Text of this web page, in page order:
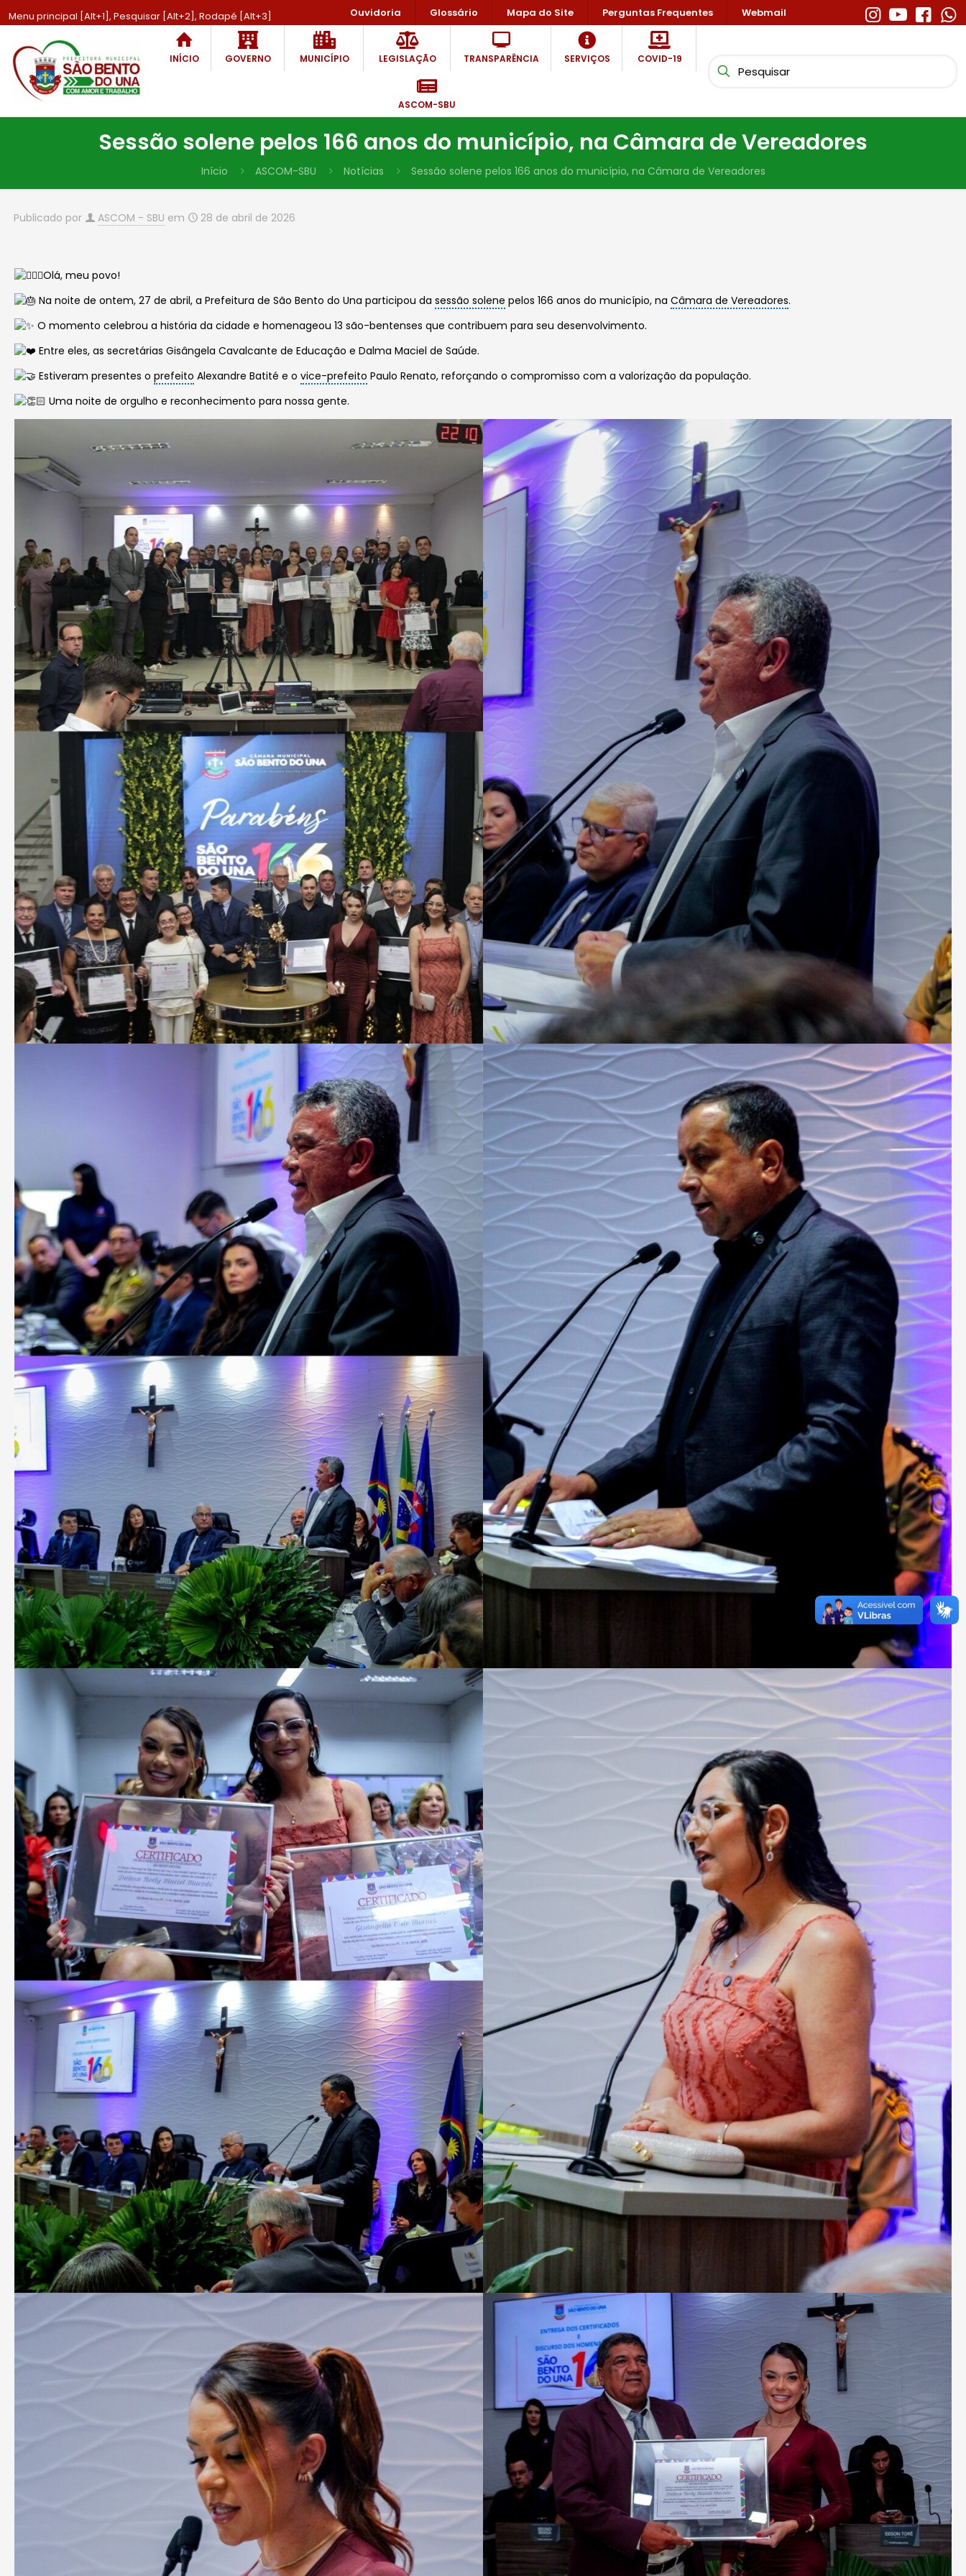
Menu principal [Alt+1], Pesquisar [Alt+2], Rodapé [Alt+3] Ouvidoria Glossário Mapa do Site Perguntas Frequentes Webmail
INÍCIO GOVERNO MUNICÍPIO LEGISLAÇÃO TRANSPARÊNCIA SERVIÇOS COVID-19
ASCOM-SBU
Sessão solene pelos 166 anos do município, na Câmara de Vereadores
Início ASCOM-SBU Notícias Sessão solene pelos 166 anos do município, na Câmara de Vereadores
Publicado por ASCOM - SBU em 28 de abril de 2026
Olá, meu povo!
Na noite de ontem, 27 de abril, a Prefeitura de São Bento do Una participou dasessão solene pelos 166 anos do município, naCâmara de Vereadores.
O momento celebrou a história da cidade e homenageou 13 são-bentenses que contribuem para seu desenvolvimento.
Entre eles, as secretárias Gisângela Cavalcante de Educação e Dalma Maciel de Saúde.
Estiveram presentes oprefeito Alexandre Batité e ovice-prefeito Paulo Renato, reforçando o compromisso com a valorização da população.
Uma noite de orgulho e reconhecimento para nossa gente.